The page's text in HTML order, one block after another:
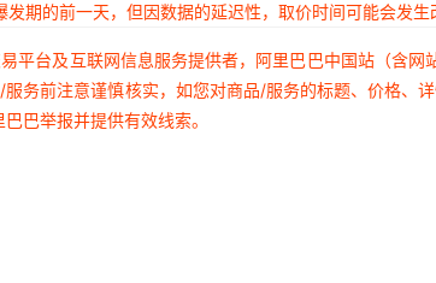
期的前一天，但因数据的延迟性，取价时间可能会发
平台及互联网信息服务提供者，阿里巴巴中国站（含
务前注意谨慎核实，如您对商品/服务的标题、价格
巴举报并提供有效线索。